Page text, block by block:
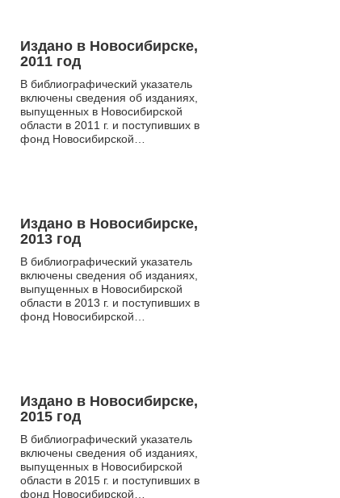
Издано в Новосибирске,
2011 год
В библиографический указатель
включены сведения об изданиях,
выпущенных в Новосибирской
области в 2011 г. и поступивших в
фонд Новосибирской
Издано в Новосибирске,
2013 год
В библиографический указатель
включены сведения об изданиях,
выпущенных в Новосибирской
области в 2013 г. и поступивших в
фонд Новосибирской
Издано в Новосибирске,
2015 год
В библиографический указатель
включены сведения об изданиях,
выпущенных в Новосибирской
области в 2015 г. и поступивших в
фонд Новосибирской